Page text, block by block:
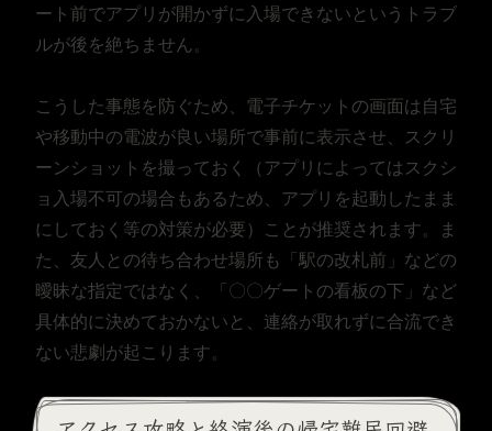
ート前でアプリが開かずに入場できないというトラブ
ルが後を絶ちません。
こうした事態を防ぐため、電子チケットの画面は自宅
や移動中の電波が良い場所で事前に表示させ、スクリ
ーンショットを撮っておく（アプリによってはスクシ
ョ入場不可の場合もあるため、アプリを起動したまま
にしておく等の対策が必要）ことが推奨されます。ま
た、友人との待ち合わせ場所も「駅の改札前」などの
曖昧な指定ではなく、「〇〇ゲートの看板の下」など
具体的に決めておかないと、連絡が取れずに合流でき
ない悲劇が起こります。